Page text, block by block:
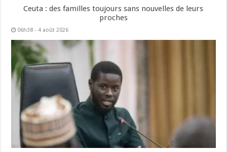
Ceuta : des familles toujours sans nouvelles de leurs
proches
06h38 - 4 août 2026